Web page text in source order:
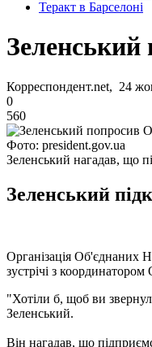
Теракт в Барселоні
Корреспондент.net, 24
0
560
Фото: president.gov.ua
Зеленський нагадав, що
Зеленський
Організація Об'єднаних
зустрічі з
"Хотіли б, щоб ви
Зеленський.
Він нагадав, що